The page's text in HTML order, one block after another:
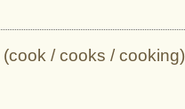
/ cooks / cooking)